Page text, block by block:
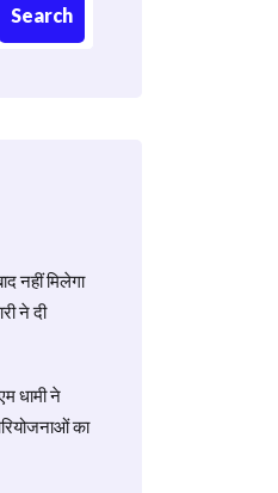
Search
नहीं मिलेगा
ने दी
धामी ने
का